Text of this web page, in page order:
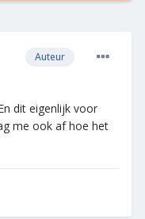
Auteur
dit eigenlijk voor
me ook af hoe het